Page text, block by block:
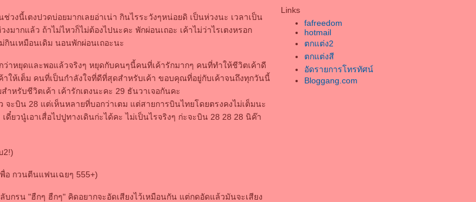
วงนี้เตงปวดบ่อยมากเลยอ่าเน่า กินไรระวังๆหน่อยดิ เป็นห่วงนะ เวลาเป็น
งมากแล้ว ถ้าไม่ไหวก็ไม่ต้องไปนะคะ พักผ่อนเถอะ เค้าไม่ว่าไรเตงหรอก
กินเหมือนเดิม นอนพักผ่อนเถอะนะ
ว่าหยุดและพอแล้วจริงๆ หยุดกับคนๆนี้คนที่เค้ารักมากๆ คนที่ทำให้ชีวิตเค้าดี
าให้เต็ม คนที่เป็นกำลังใจที่ดีที่สุดสำหรับเค้า ขอบคุณที่อยู่กับเค้าจนถึงทุกวันนี้
หรับชีวิตเค้า เค้ารักเตงนะคะ 29 ธันวาเจอกันคะ
จะบิน 28 แต่เห็นหลายที่บอกว่าเตม แต่สายการบินไทยโดยตรงคงไม่เต็มนะ
ดี๋ยวนู๋เอาเสื่อไปปูทางเดินก่ะได้คะ ไม่เป็นไรจริงๆ ก่ะจะบิน 28 28 28 นิค๊า
2!)
กวนตีนแฟนเฉยๆ 555+)
กรน "ฮืกๆ ฮืกๆ" คิดอยากจะอัดเสียงไว้เหมือนกัน แต่กดอัดแล้วมันจะเสียง
ขอบคุณที่สวรรค์บันดาลนั้นส่งให้เราได้
ความรักที่มีของคืนของเธอฉันคงรับไว้ใน
ละฉันยังคงเก็บไว้
หากวันใดที่เธอหมดหวังให้จำคำนั้นในใจ
ของฉัน
Links
fafreedom
hotmail
ตกแต่ง2
ตกแต่งสี
อัดรายการโทรทัศน์
Bloggang.com